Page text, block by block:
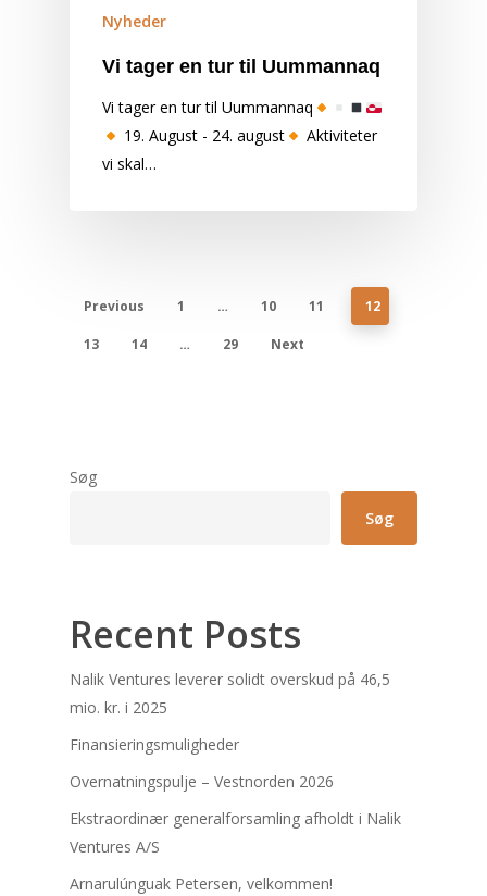
Nyheder
Vi tager en tur til Uummannaq
Vi tager en tur til Uummannaq
19. August - 24. august
Aktiviteter
vi skal…
Previous 1 … 10 11 12
13 14 … 29 Next
Søg
Søg
Recent Posts
Nalik Ventures leverer solidt overskud på 46,5
mio. kr. i 2025
Finansieringsmuligheder
Overnatningspulje – Vestnorden 2026
Ekstraordinær generalforsamling afholdt i Nalik
Ventures A/S
Arnarulúnguak Petersen, velkommen!